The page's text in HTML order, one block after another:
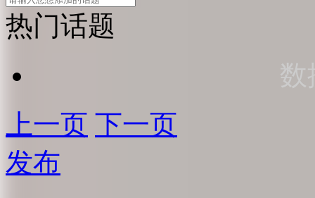
热门话题
数
上一页 下一页
发布